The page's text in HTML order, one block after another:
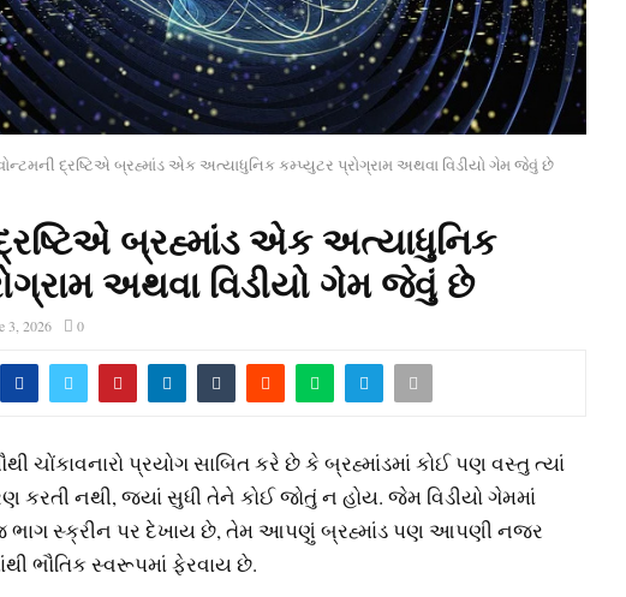
દ્રષ્ટિએ બ્રહ્માંડ એક અત્યાધુનિક કમ્પ્યુટર પ્રોગ્રામ અથવા વિડીયો ગેમ જેવું છે
બ્રહ્માંડ એક અત્યાધુનિક
અથવા વિડીયો ગેમ જેવું છે
3, 2026 0
ચોંકાવનારો પ્રયોગ સાબિત કરે છે કે બ્રહ્માંડમાં કોઈ પણ વસ્તુ ત્યાં
કરતી નથી, જ્યાં સુધી તેને કોઈ જોતું ન હોય. જેમ વિડીયો ગેમમાં
સ્ક્રીન પર દેખાય છે, તેમ આપણું બ્રહ્માંડ પણ આપણી નજર
ભૌતિક સ્વરૂપમાં ફેરવાય છે.